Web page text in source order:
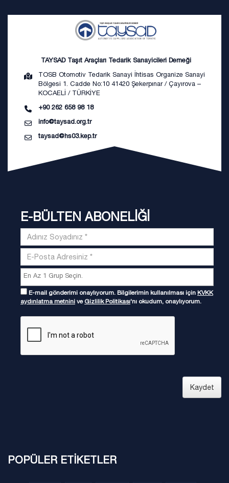
TAYSAD Taşıt Araçları Tedarik Sanayicileri Derneği
TOSB Otomotiv Tedarik Sanayi İhtisas Organize Sanayi
Bölgesi 1. Cadde No:10 41420 Şekerpınar / Çayırova –
KOCAELİ / TÜRKİYE
+90 262 658 98 18
info@taysad.org.tr
taysad@hs03.kep.tr
E-BÜLTEN ABONELİĞİ
E-mail gönderimi onaylıyorum. Bilgilerimin kullanılması için KVKK
aydınlatma metnini ve Gizlilik Politikası'nı okudum, onaylıyorum.
Kaydet
POPÜLER ETİKETLER